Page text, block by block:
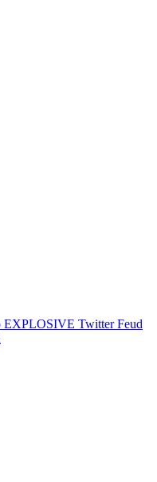
EXPLOSIVE Twitter Feud